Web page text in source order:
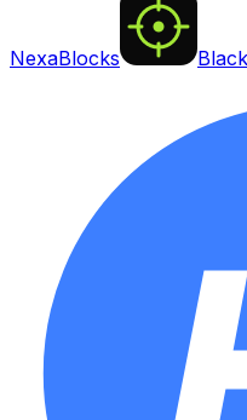
NexaBlocks